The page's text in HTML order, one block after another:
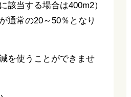
該当する場合は400m2）
通常の20～50％となり
を使うことができませ